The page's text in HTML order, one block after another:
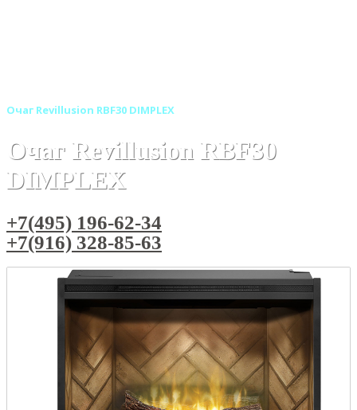
Очаг Revillusion RBF30 DIMPLEX
Очаг Revillusion RBF30
DIMPLEX
+7(495) 196-62-34
+7(916) 328-85-63